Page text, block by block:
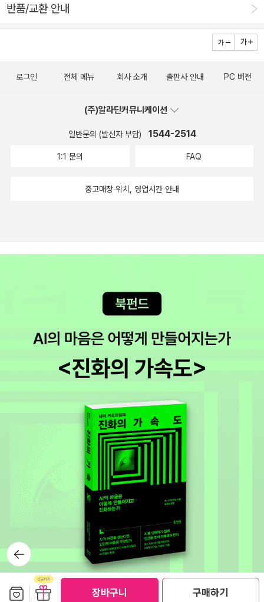
장바구니 구매하기
뭔 생각을 하고 읽는게 아니라. ( 저 아직, 잭 리처 마니아 1위인가
요? 요즘 글 안 올렸어서) 잭 리처 이야기를 읽는 것이 좋은 이유
는 ..오랜만에 읽은 잭 리처의 출입통제구역, 리처는 여느때처럼
에서 피곤해 보이는 노인의 주머니에 돈다발이 든듯한 봉투가 흘
찰하다 노인이 버스에서 내리고, 양아치도 따라 내리자 리처도 내
린다. 리처는 늘 현재진행이다. 목적지가 있지만, 내키는대로 바
꿀 수 있고, 하고 싶은 일을 하고 싶은 시간에 한다. 나쁜 양아치
처가 내린 동네는 마침 우크라이나인들과 알바니아인들이 반으
서 아, 좀, 웃어버렸네. 크게 재미를 느끼지는 못하지만, 리처가
있게 읽거나 재미 없어도 잘 읽던 책들 중에 요즘 못 읽게 된 책들
이 있다. 피씨 떠나서, 그러니깐, 길티 플레져같이 여전히 있는 책
재미 없고, 우선순위에서 한참 멀어진 책들은 추리를 위한 추리를
하는 일본 추리소설들이다. 분위기도 없고, 생각하게 만드는 것도
없고, 기발한 트릭에만 의존하고, 인간미도 없음. 하필, 지난 몇
엑 하면서 읽거나 재미도 없고, 기분만 나쁜 이야기들이어서 싫었
던 것들. 길티 플레져로 읽건, 킬링타임으로 읽건 나는 인간미 있
고 정의로운 주인공을 좋아하더라고. 그러니, 나는 아마도 앞으로
도 잭 리처를 계속 읽겠지.우주점에 출입통제구역 원서, Blue M
oon 나왔길래 사 봤다. 의외로 잭 리처 시리즈를 원서로 한 번도
안 읽었더라고. 미국 스릴러 시리즈들은 원서로 한 두 권이라도
읽었는데, 제일 많이 읽은 잭 리처 첫 원서다. 재미있으면 잭 리처
시리즈 중에 좋았던 것 찾아서 원서로 읽어봐야지. 요즘 읽고 있
는 원서로 켈리 양의 <프론트 데스크> 시리즈를 시작했다. 글을
진짜 진짜 재미있게 쓴다고. 리처만큼이나 일상의 영웅인 미아
탕. 엄마 아빠가 모텔에서 매니저로 일하게 되자 모텔 일을 돕는
다. 계속 새로운 것을 찾고, 하고, 실수하고, 넘어지고, 장애물 만
반품/교환 안내
뒤로가
기
로그인 전체 메뉴 회사 소개 출판사 안내 PC 버전
(주)알라딘커뮤니케이션
일반문의 (발신자 부담) 1544-2514
1:1 문의 FAQ
중고매장 위치, 영업시간 안내